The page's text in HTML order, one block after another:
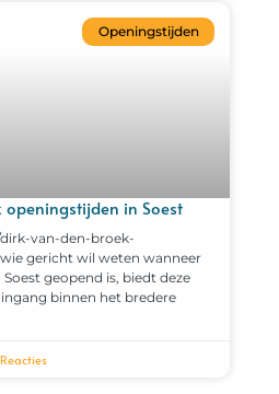
Openingstijden
openingstijden in Soest
van-den-broek-
gericht wil weten wanneer
geopend is, biedt deze
binnen het bredere